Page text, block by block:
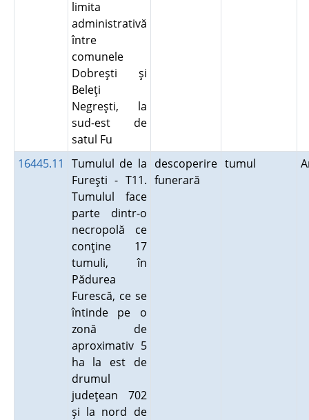
limita
administrativă
între
comunele
Dobreşti şi
Beleţi
Negreşti, la
sud-est de
satul Fu
16445.11
Tumulul de la
Fureşti - T11.
Tumulul face
parte dintr-o
necropolă ce
conţine 17
tumuli, în
Pădurea
Furescă, ce se
întinde pe o
zonă de
aproximativ 5
ha la est de
drumul
judeţean 702
şi la nord de
descoperire
funerară
tumul